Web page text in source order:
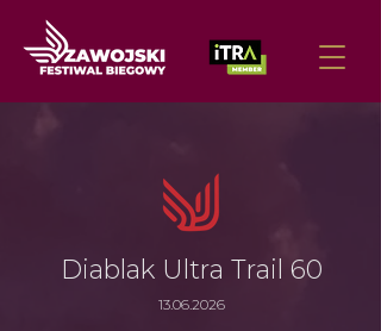
Diablak Ultra Trail 60
13.06.2026